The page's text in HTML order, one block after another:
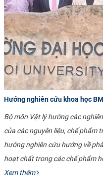
Hướng nghiên cứu khoa học
Bộ môn Vật lý hướng các
của các nguyên liệu, chế phẩm
hướng nghiên cứu hướng về
hoạt chất trong các chế phẩm
Xem thêm